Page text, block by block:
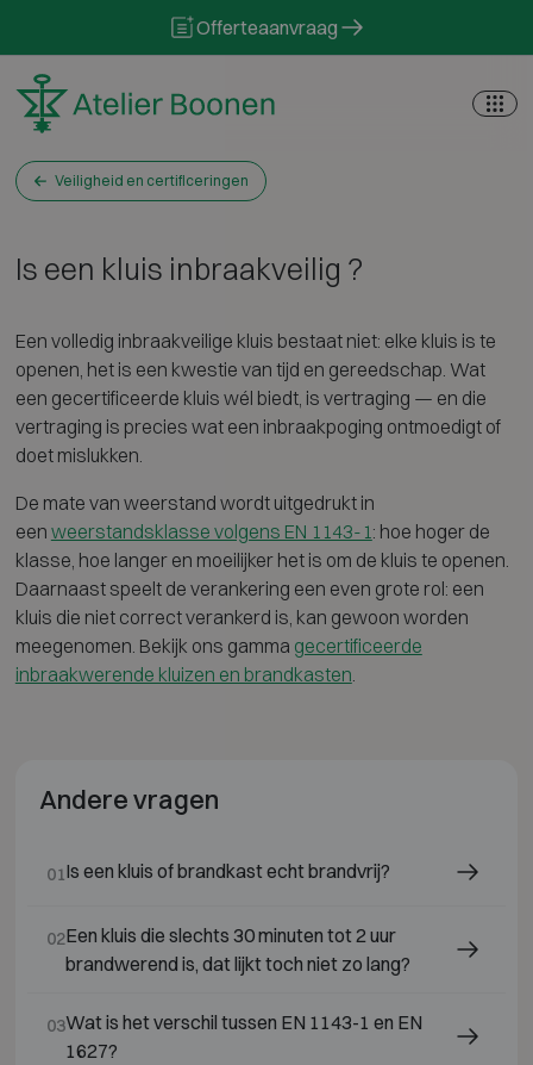
Offerteaanvraag
Veiligheid en certificeringen
Is een kluis inbraakveilig ?
Een volledig inbraakveilige kluis bestaat niet: elke kluis is te
openen, het is een kwestie van tijd en gereedschap. Wat
een gecertificeerde kluis wél biedt, is vertraging — en die
vertraging is precies wat een inbraakpoging ontmoedigt of
doet mislukken.
De mate van weerstand wordt uitgedrukt in
een weerstandsklasse volgens EN 1143-1: hoe hoger de
klasse, hoe langer en moeilijker het is om de kluis te openen.
Daarnaast speelt de verankering een even grote rol: een
kluis die niet correct verankerd is, kan gewoon worden
meegenomen. Bekijk ons gamma gecertificeerde
inbraakwerende kluizen en brandkasten.
Andere vragen
01Is een kluis of brandkast echt brandvrij?
02Een kluis die slechts 30 minuten tot 2 uur
brandwerend is, dat lijkt toch niet zo lang?
03Wat is het verschil tussen EN 1143-1 en EN
1627?